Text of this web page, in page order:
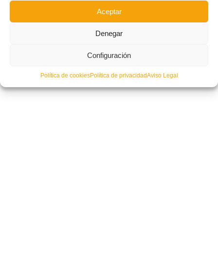
Aceptar
Denegar
Configuración
Política de cookiesPolítica de privacidadAviso Legal